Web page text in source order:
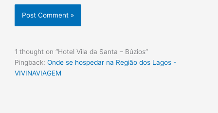
1 thought on “Hotel Vila da Santa – Búzios”
Pingback: Onde se hospedar na Região dos Lagos -
VIVINAVIAGEM